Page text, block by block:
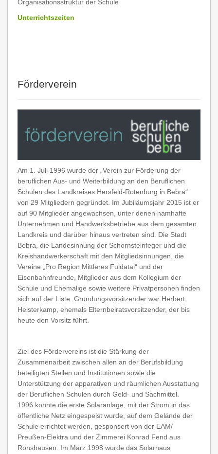
Organisationsstruktur der Schule
Unterrichtszeiten
Förderverein
Am 1. Juli 1996 wurde der „Verein zur Förderung der
beruflichen Aus- und Weiterbildung an den Beruflichen
Schulen des Landkreises Hersfeld-Rotenburg in Bebra“
von 29 Mitgliedern gegründet. Im Jubiläumsjahr 2015 ist er
auf 90 Mitglieder angewachsen, unter denen namhafte
Unternehmen und Handwerksbetriebe aus dem gesamten
Landkreis und darüber hinaus vertreten sind. Die Stadt
Bebra, die Landesinnung der Schornsteinfeger und die
Kreishandwerkerschaft mit den Mitgliedsinnungen, die
Vereine „Pro Region Mittleres Fuldatal“ und der
Eisenbahnfreunde, Mitglieder aus dem Kollegium der
Schule und Ehemalige sowie weitere Privatpersonen finden
sich auf der Liste. Gründungsvorsitzender war Herbert
Heisterkamp, ehemals Elternbeiratsvorsitzender, der bis
heute den Vorsitz führt.
Ziel des Fördervereins ist die Stärkung der
Zusammenarbeit zwischen allen an der Berufsbildung
beteiligten Stellen und Institutionen sowie die
Unterstützung der apparativen und räumlichen Ausstattung
der Beruflichen Schulen durch Geld- und Sachmittel.
1996 konnte die erste Solaranlage, mit der Strom in das
öffentliche Netz eingespeist wurde, auf dem Gelände der
Schule errichtet werden, gesponsert von der EAM/
Preußen-Elektra und der Zimmerei Konrad Fend aus
Ronshausen. Im März 1998 wurde das Solarhaus